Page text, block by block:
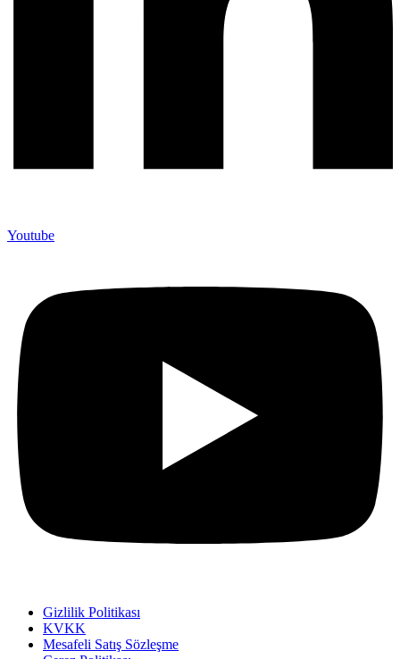
Youtube
Gizlilik Politikası
KVKK
Mesafeli Satış Sözleşme